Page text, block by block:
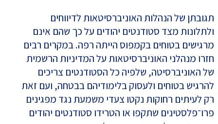
תגובתן של הנהלות האוניברסיטאות לדיווחים
ולתלונות מצד סטודנטים יהודים על כך שהם אינם
מרגישים בטוחים בקמפוס הייתה רפה. במקרים רבים
חזרו מנהלני האוניברסיטאות על המדיניות הרשמית
של האוניברסיטה, שלפיה כל הסטודנטים צריכים
להרגיש בטוחים ולעסוק בלימודיהם בבטחה, ועם זאת
רק לעיתים רחוקות נקטו צעדי משמעת נגד מפגינים
פרו־פלסטינים שתקפו או הטרידו סטודנטים יהודים